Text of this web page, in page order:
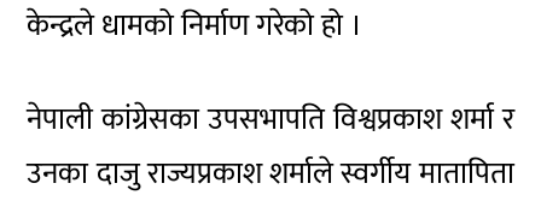
केन्द्रले धामको निर्माण गरेको हो ।
नेपाली कांग्रेसका उपसभापति विश्वप्रकाश शर्मा र
उनका दाजु राज्यप्रकाश शर्माले स्वर्गीय मातापिता